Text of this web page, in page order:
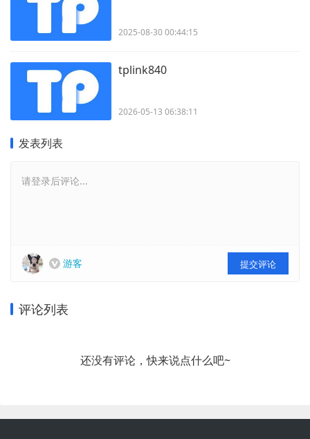
2025-08-30 00:44:15
tplink840
2026-05-13 06:38:11
发表列表
请登录后评论...
游客 提交评论
评论列表
还没有评论，快来说点什么吧~